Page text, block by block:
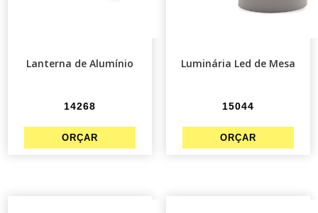
Lanterna de Alumínio
14268
Luminária Led de Mesa
15044